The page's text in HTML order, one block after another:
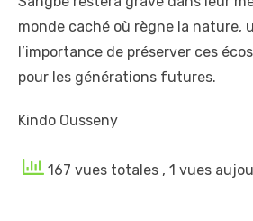
monde caché où règne la nature,
l’importance de préserver ces
pour les générations futures.
Kindo Ousseny
167 vues totales , 1 vues